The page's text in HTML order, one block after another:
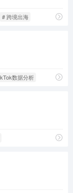
# 跨境出海
数据分析